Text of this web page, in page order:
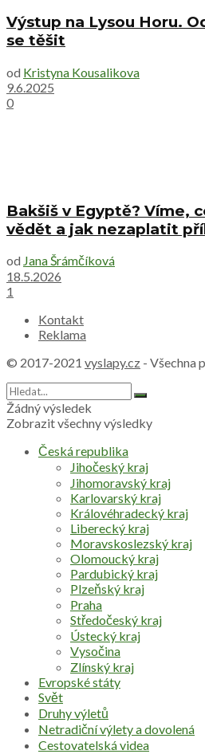
Výstup na Lysou Horu.
se těšit
od Kristyna Kousalikova
9.6.2025
0
Bakšiš v Egyptě? Víme,
vědět a jak nezaplatit
od Jana Šrámčíková
18.5.2026
1
Kontakt
Reklama
© 2017-2021 vyslapy.cz - Všechna
Žádný výsledek
Zobrazit všechny výsledky
Česká republika
Jihočeský kraj
Jihomoravský kraj
Karlovarský kraj
Královéhradecký kraj
Liberecký kraj
Moravskoslezský kraj
Olomoucký kraj
Pardubický kraj
Plzeňský kraj
Praha
Středočeský kraj
Ústecký kraj
Vysočina
Zlínský kraj
Evropské státy
Svět
Druhy výletů
Netradiční výlety a dovolená
Cestovatelská videa